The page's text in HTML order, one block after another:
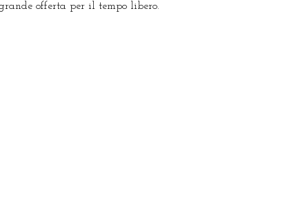
offerta per il tempo libero.